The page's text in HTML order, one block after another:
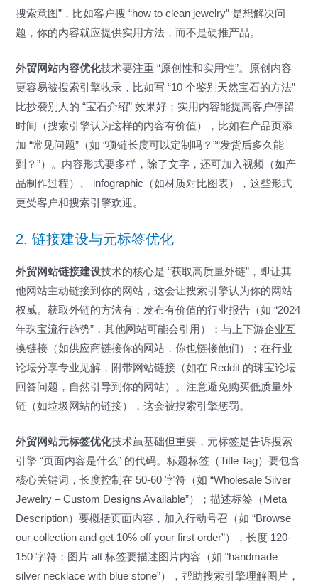
搜索意图”，比如客户搜 “how to clean jewelry” 是想解决问
题，你的内容就应提供实用方法，而不是硬推产品。
外贸网站内容优化技术要注重 “原创性和实用性”。原创内容
更容易被搜索引擎收录，比如写 “10 个鉴别天然宝石的方法”
比抄袭别人的 “宝石介绍” 效果好；实用内容能提高客户停留
时间（搜索引擎认为这样的内容有价值），比如在产品页添
加 “常见问题”（如 “项链长度可以定制吗？”“发货后多久能
到？”）。内容形式要多样，除了文字，还可加入视频（如产
品制作过程）、 infographic（如材质对比图表），这些形式
更受客户和搜索引擎欢迎。
2. 链接建设与元标签优化
外贸网站链接建设技术的核心是 “获取高质量外链”，即让其
他网站主动链接到你的网站，这会让搜索引擎认为你的网站
权威。获取外链的方法有：发布有价值的行业报告（如 “2024
年珠宝流行趋势”，其他网站可能会引用）；与上下游企业互
换链接（如供应商链接你的网站，你也链接他们）；在行业
论坛分享专业见解，附带网站链接（如在 Reddit 的珠宝论坛
回答问题，自然引导到你的网站）。注意避免购买低质量外
链（如垃圾网站的链接），这会被搜索引擎惩罚。
外贸网站元标签优化技术虽基础但重要，元标签是告诉搜索
引擎 “页面内容是什么” 的代码。标题标签（Title Tag）要包含
核心关键词，长度控制在 50-60 字符（如 “Wholesale Silver
Jewelry – Custom Designs Available”）；描述标签（Meta
Description）要概括页面内容，加入行动号召（如 “Browse
our collection and get 10% off your first order”），长度 120-
150 字符；图片 alt 标签要描述图片内容（如 “handmade
silver necklace with blue stone”），帮助搜索引擎理解图片，